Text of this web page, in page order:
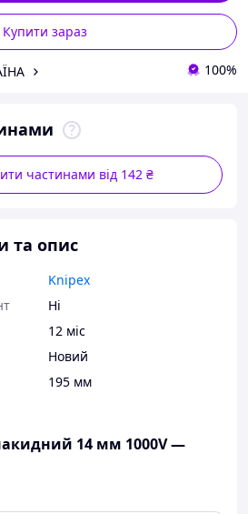
Купити зараз
100%
частинами від 142 ₴
та опис
Knipex
Ні
12 міс
Новий
195 мм
14 мм 1000V —